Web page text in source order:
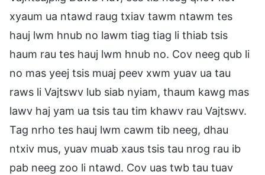
xyaum ua ntawd raug txiav tawm ntawm tes
hauj lwm hnub no lawm tiag tiag li thiab tsis
haum rau tes hauj lwm hnub no. Cov neeg qub li
no mas yeej tsis muaj peev xwm yuav ua tau
raws li Vajtswv lub siab nyiam, thaum kawg mas
lawv haj yam ua tsis tau tim khawv rau Vajtswv.
Tag nrho tes hauj lwm cawm tib neeg, dhau
ntxiv mus, yuav muab xaus tsis tau nrog rau ib
pab neeg zoo li ntawd. Cov uas twb tau tuav